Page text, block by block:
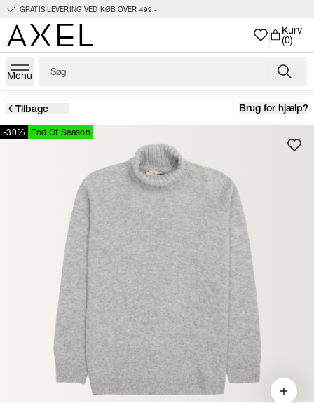
GRATIS LEVERING VED KØB OVER 499,-
Kurv
(0)
Menu
Tilbage Brug for hjælp?
-30% End Of Season